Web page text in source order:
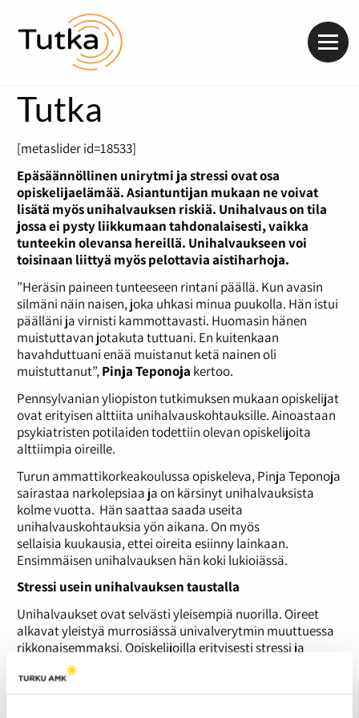
Tutka
[metaslider id=18533]
Epäsäännöllinen unirytmi ja stressi ovat osa
opiskelijaelämää. Asiantuntijan mukaan ne voivat
lisätä myös unihalvauksen riskiä. Unihalvaus on tila
jossa ei pysty liikkumaan tahdonalaisesti, vaikka
tunteekin olevansa hereillä. Unihalvaukseen voi
toisinaan liittyä myös pelottavia aistiharhoja.
”Heräsin paineen tunteeseen rintani päällä. Kun avasin
silmäni näin naisen, joka uhkasi minua puukolla. Hän istui
päälläni ja virnisti kammottavasti. Huomasin hänen
muistuttavan jotakuta tuttuani. En kuitenkaan
havahduttuani enää muistanut ketä nainen oli
muistuttanut”,Pinja Teponoja kertoo.
Pennsylvanian yliopiston tutkimuksen mukaan opiskelijat
ovat erityisen alttiita unihalvauskohtauksille. Ainoastaan
psykiatristen potilaiden todettiin olevan opiskelijoita
alttiimpia oireille.
Turun ammattikorkeakoulussa opiskeleva, Pinja Teponoja
sairastaa narkolepsiaa ja on kärsinyt unihalvauksista
kolme vuotta. Hän saattaa saada useita
unihalvauskohtauksia yön aikana. On myös
sellaisia kuukausia, ettei oireita esiinny lainkaan.
Ensimmäisen unihalvauksen hän koki lukioiässä.
Stressi usein unihalvauksen taustalla
Unihalvaukset ovat selvästi yleisempiä nuorilla. Oireet
alkavat yleistyä murrosiässä univalverytmin muuttuessa
rikkonaisemmaksi. Opiskelijoilla erityisesti stressi ja
epäsäännöllinen univalverytmi lisäävät unihalvauksen
riskiä.